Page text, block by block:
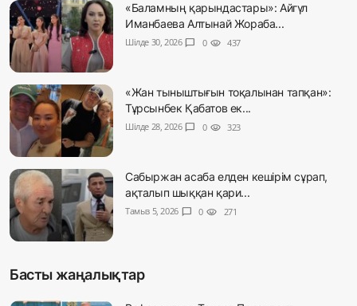
«Баламның қарындастары»: Айгүл
Иманбаева Алтынай Жораба...
Шілде 30, 2026 chat_bubble 0 visibility 437
«Жан тыныштығын тоқалынан тапқан»:
Тұрсынбек Қабатов ек...
Шілде 28, 2026 chat_bubble 0 visibility 323
Сабыржан асаба елден кешірім сұрап,
ақталып шыққан қари...
Тамыз 5, 2026 chat_bubble 0 visibility 271
Басты жаңалықтар